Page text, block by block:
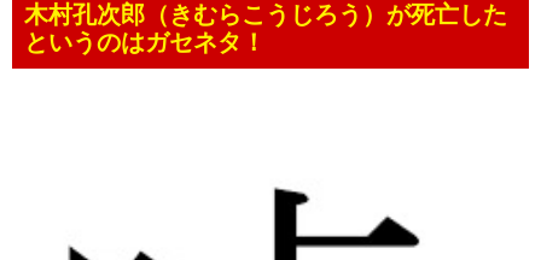
木村孔次郎（きむらこうじろう）が死亡した
というのはガセネタ！